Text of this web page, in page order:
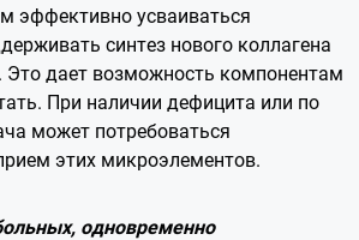
эффективно усваиваться
синтез нового коллагена
Это дает возможность компонентам
При наличии дефицита или по
может потребоваться
этих микроэлементов.
одновременно